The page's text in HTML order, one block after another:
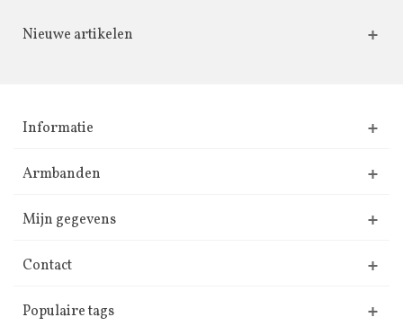
Nieuwe artikelen
Informatie
Armbanden
Mijn gegevens
Contact
Populaire tags